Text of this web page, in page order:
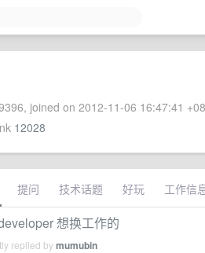
joined on 2012-11-06 16:47:41
12028
提问 技术话题 好玩 工作信
想换工作的
replied bymumubin